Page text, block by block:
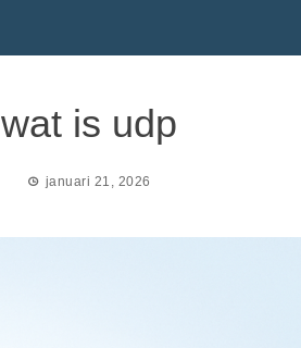
wat is udp
januari 21, 2026